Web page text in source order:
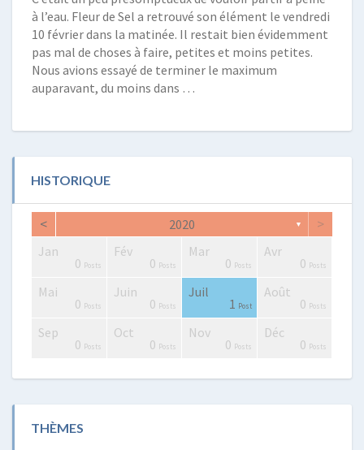
à l’eau. Fleur de Sel a retrouvé son élément le vendredi
10 février dans la matinée. Il restait bien évidemment
pas mal de choses à faire, petites et moins petites.
Nous avions essayé de terminer le maximum
auparavant, du moins dans …
HISTORIQUE
< 2020 ▼ >
Jan
0 Posts
Fév
0 Posts
Mar
0 Posts
Avr
0 Posts
Mai
0 Posts
Juin
0 Posts
Juil
1 Post
Août
0 Posts
Sep
0 Posts
Oct
0 Posts
Nov
0 Posts
Déc
0 Posts
THÈMES